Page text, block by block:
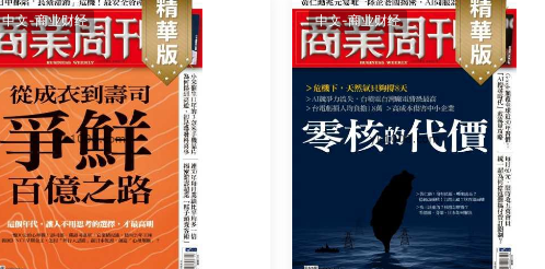
中文-商业财经 中文-商业财经